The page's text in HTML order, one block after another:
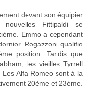
devant son équipier
nouvelles Fittipaldi se
Emmo a cependant
Regazzoni qualifie
position. Tandis que
les vieilles Tyrrell
Alfa Romeo sont à la
20ème et 23ème.